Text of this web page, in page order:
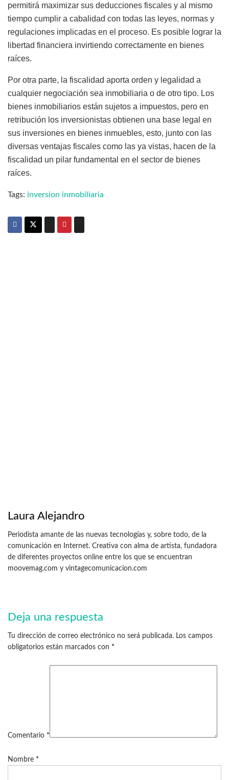
permitirá maximizar sus deducciones fiscales y al mismo
tiempo cumplir a cabalidad con todas las leyes, normas y
regulaciones implicadas en el proceso. Es posible lograr la
libertad financiera invirtiendo correctamente en bienes
raíces.
Por otra parte, la fiscalidad aporta orden y legalidad a
cualquier negociación sea inmobiliaria o de otro tipo. Los
bienes inmobiliarios están sujetos a impuestos, pero en
retribución los inversionistas obtienen una base legal en
sus inversiones en bienes inmuebles, esto, junto con las
diversas ventajas fiscales como las ya vistas, hacen de la
fiscalidad un pilar fundamental en el sector de bienes
raíces.
Tags: inversion inmobiliaria
Laura Alejandro
Periodista amante de las nuevas tecnologías y, sobre todo, de la
comunicación en Internet. Creativa con alma de artista, fundadora
de diferentes proyectos online entre los que se encuentran
moovemag.com y vintagecomunicacion.com
Deja una respuesta
Tu dirección de correo electrónico no será publicada. Los campos
obligatorios están marcados con *
Comentario *
Nombre *